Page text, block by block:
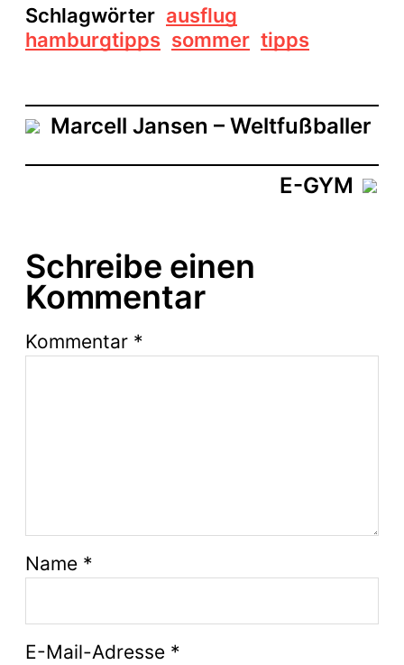
Schlagwörter ausflug
hamburgtipps sommer tipps
Marcell Jansen – Weltfußballer
E-GYM
Schreibe einen
Kommentar
Kommentar *
Name *
E-Mail-Adresse *